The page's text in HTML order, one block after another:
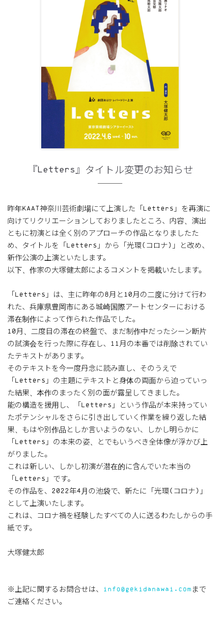
『Letters』タイトル変更のお知らせ
昨年KAAT神奈川芸術劇場にて上演した「Letters」を再演に
向けてリクリエーションしておりましたところ、内容、演出
ともに初演とは全く別のアプローチの作品となりましたた
め、タイトルを「Letters」から「光環(コロナ)」と改め、
新作公演の上演といたします。
以下、作家の大塚健太郎によるコメントを掲載いたします。
「Letters」は、主に昨年の8月と10月の二度に分けて行わ
れた、兵庫県豊岡市にある城崎国際アートセンターにおける
滞在制作によって作られた作品でした。
10月、二度目の滞在の終盤で、まだ制作中だったシーン断片
の試演会を行った際に存在し、11月の本番では削除されてい
たテキストがあります。
そのテキストを今一度丹念に読み直し、そのうえで
「Letters」の主題にテキストと身体の両面から迫っていっ
た結果、本作のまったく別の面が露呈してきました。
能の構造を援用し、「Letters」という作品が本来持ってい
たポテンシャルをさらに引き出していく作業を繰り返した結
果、もはや別作品としか言いようのない、しかし明らかに
「Letters」の本来の姿、とでもいうべき全体像が浮かび上
がりました。
これは新しい、しかし初演が潜在的に含んでいた本当の
「Letters」です。
その作品を、2022年4月の池袋で、新たに「光環(コロナ)」
として上演いたします。
これは、コロナ禍を経験したすべての人に送るわたしからの手
紙です。
大塚健太郎
※上記に関するお問合せは、 info@gekidanawai.com まで
ご連絡ください。